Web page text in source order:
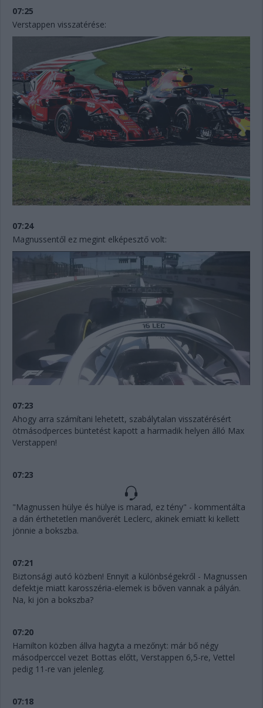
07:25
Verstappen visszatérése:
07:24
Magnussentől ez megint elképesztő volt:
07:23
Ahogy arra számítani lehetett, szabálytalan visszatérésért
ötmásodperces büntetést kapott a harmadik helyen álló Max
Verstappen!
07:23
"Magnussen hülye és hülye is marad, ez tény" - kommentálta
a dán érthetetlen manőverét Leclerc, akinek emiatt ki kellett
jönnie a bokszba.
07:21
Biztonsági autó közben! Ennyit a különbségekről - Magnussen
defektje miatt karosszéria-elemek is bőven vannak a pályán.
Na, ki jön a bokszba?
07:20
Hamilton közben állva hagyta a mezőnyt: már bő négy
másodperccel vezet Bottas előtt, Verstappen 6,5-re, Vettel
pedig 11-re van jelenleg.
07:18